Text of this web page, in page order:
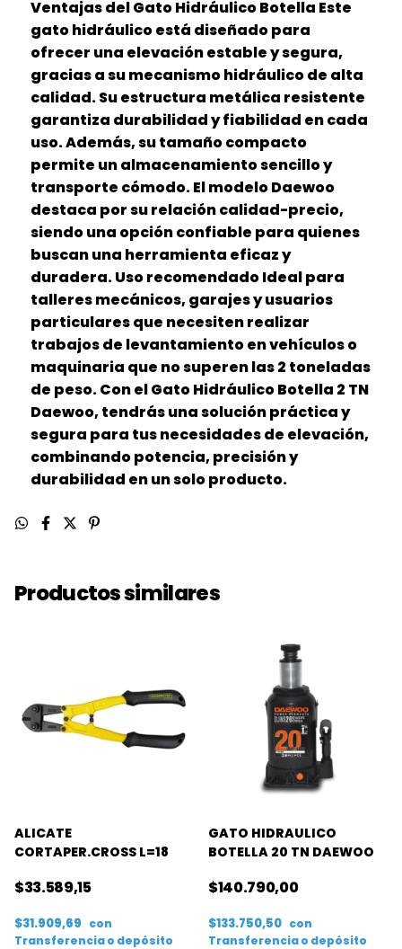
Ventajas del Gato Hidráulico Botella Este
gato hidráulico está diseñado para
ofrecer una elevación estable y segura,
gracias a su mecanismo hidráulico de alta
calidad. Su estructura metálica resistente
garantiza durabilidad y fiabilidad en cada
uso. Además, su tamaño compacto
permite un almacenamiento sencillo y
transporte cómodo. El modelo Daewoo
destaca por su relación calidad-precio,
siendo una opción confiable para quienes
buscan una herramienta eficaz y
duradera. Uso recomendado Ideal para
talleres mecánicos, garajes y usuarios
particulares que necesiten realizar
trabajos de levantamiento en vehículos o
maquinaria que no superen las 2 toneladas
de peso. Con el Gato Hidráulico Botella 2 TN
Daewoo, tendrás una solución práctica y
segura para tus necesidades de elevación,
combinando potencia, precisión y
durabilidad en un solo producto.
Productos similares
ALICATE
CORTAPER.CROSS L=18
$33.589,15
$31.909,69 con
Transferencia o depósito
GATO HIDRAULICO
BOTELLA 20 TN DAEWOO
$140.790,00
$133.750,50 con
Transferencia o depósito